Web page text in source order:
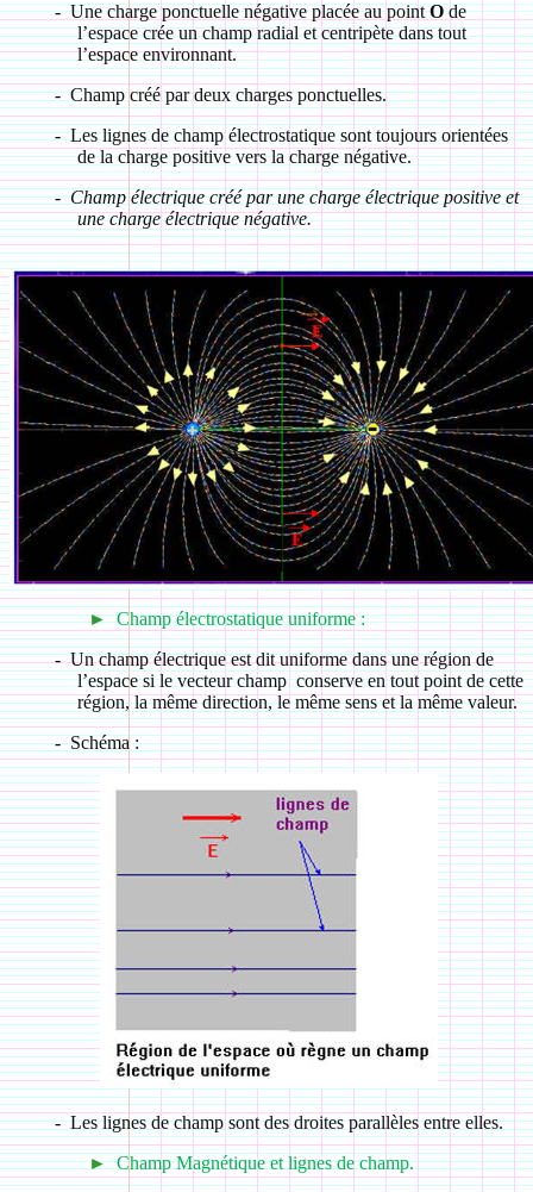
- Une charge ponctuelle négative placée au pointOde
l’espace crée un champ radial et centripète dans tout
l’espace environnant.
- Champ créé par deux charges ponctuelles.
- Les lignes de champ électrostatique sont toujours orientées
de la charge positive vers la charge négative.
- Champ électrique créé par une charge électrique positive et
une charge électrique négative.
► Champ électrostatique uniforme :
- Un champ électrique est dit uniforme dans une région de
l’espace si le vecteur champ conserve en tout point de cette
région, la même direction, le même sens et la même valeur.
- Schéma :
- Les lignes de champ sont des droites parallèles entre elles.
► Champ Magnétique et lignes de champ.